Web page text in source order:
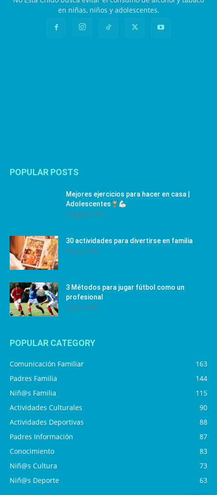
en niñas, niños y adolescentes.
POPULAR POSTS
Mejores ejercicios para hacer en casa |
Adolescentes
12 agosto, 2024
30 actividades para divertirse en familia
25 julio, 2019
3 Métodos para jugar fútbol como un
profesional
4 julio, 2019
POPULAR CATEGORY
Comunicación Familiar
163
Padres Familia
144
Niñ@s Familia
115
Actividades Culturales
90
Actividades Deportivas
88
Padres Información
87
Conocimiento
83
Niñ@s Cultura
73
Niñ@s Deporte
63